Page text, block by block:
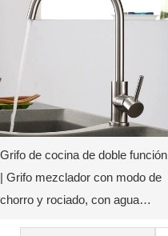
Grifo de cocina de doble función
| Grifo mezclador con modo de
chorro y rociado, con agua